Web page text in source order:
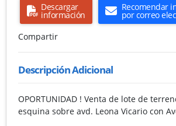
Descargar
información
Recomendar
por correo
Compartir
Descripción Adicional
OPORTUNIDAD ! Venta de lote de
esquina sobre avd. Leona Vicario con